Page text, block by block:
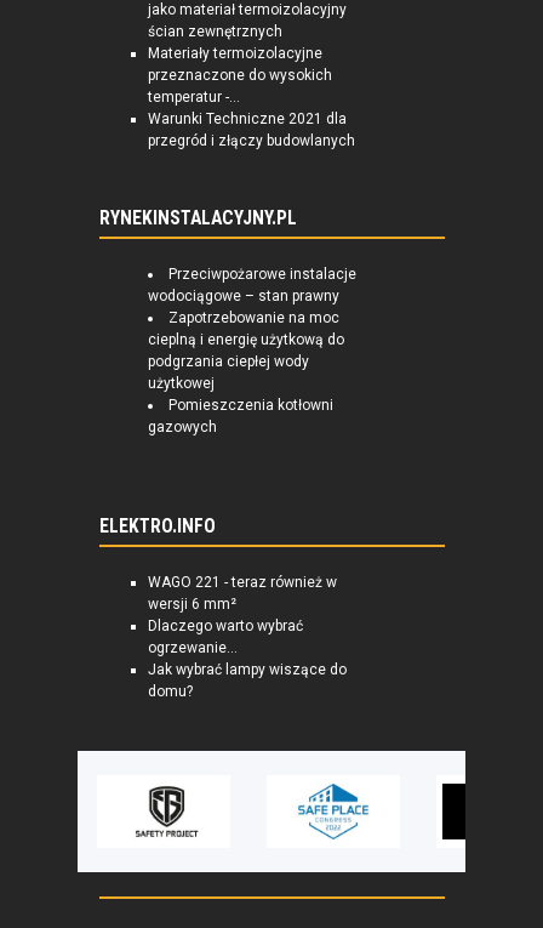
jako materiał termoizolacyjny
ścian zewnętrznych
Materiały termoizolacyjne
przeznaczone do wysokich
temperatur -...
Warunki Techniczne 2021 dla
przegród i złączy budowlanych
RYNEKINSTALACYJNY.PL
Przeciwpożarowe instalacje
wodociągowe – stan prawny
Zapotrzebowanie na moc
cieplną i energię użytkową do
podgrzania ciepłej wody
użytkowej
Pomieszczenia kotłowni
gazowych
ELEKTRO.INFO
WAGO 221 - teraz również w
wersji 6 mm²
Dlaczego warto wybrać
ogrzewanie...
Jak wybrać lampy wiszące do
domu?